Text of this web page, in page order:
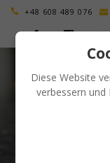
Diese Website
verbessern und
+48 608 489 076